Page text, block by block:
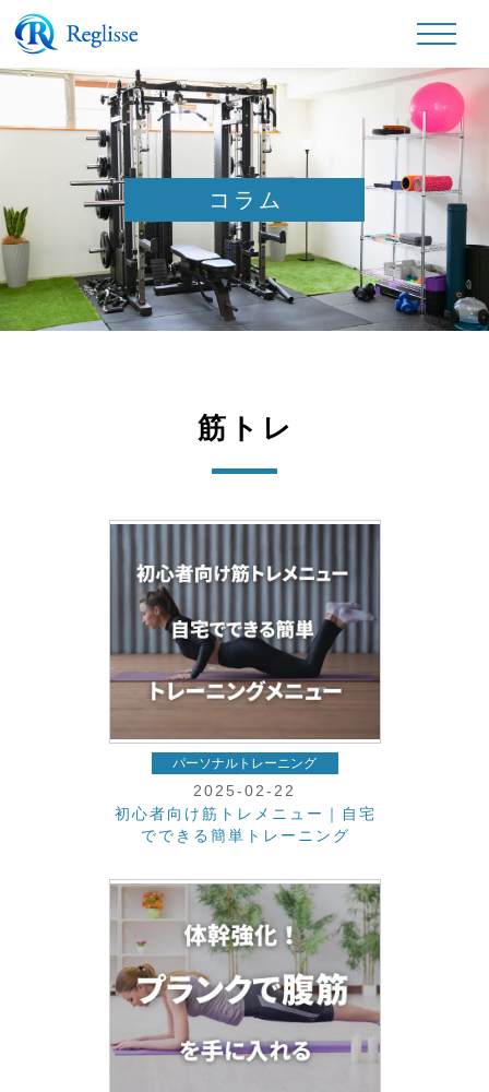
コラム
筋トレ
パーソナルトレーニング
2025-02-22
初心者向け筋トレメニュー｜自宅
でできる簡単トレーニング